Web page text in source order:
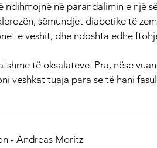
në parandalimin e një
sëmundjet diabetike të
e veshit, dhe ndoshta edhe
të oksalateve. Pra, nëse
veshkat tuaja para se të hani
- Andreas Moritz